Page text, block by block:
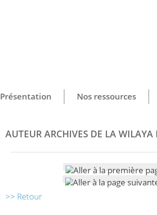
Présentation Nos ressources
AUTEUR ARCHIVES DE LA WILAYA
>> Retour